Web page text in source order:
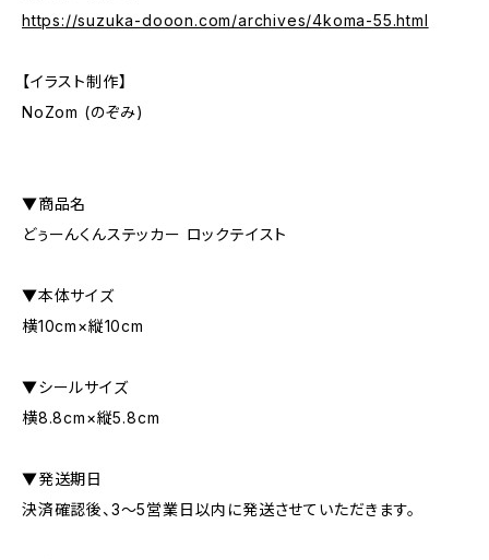
https://suzuka-dooon.com/archives/4koma-55.html
【イラスト制作】
NoZom (のぞみ)
▼商品名
どぅーんくんステッカー ロックテイスト
▼本体サイズ
横10cm×縦10cm
▼シールサイズ
横8.8cm×縦5.8cm
▼発送期日
決済確認後、3〜5営業日以内に発送させていただきます。